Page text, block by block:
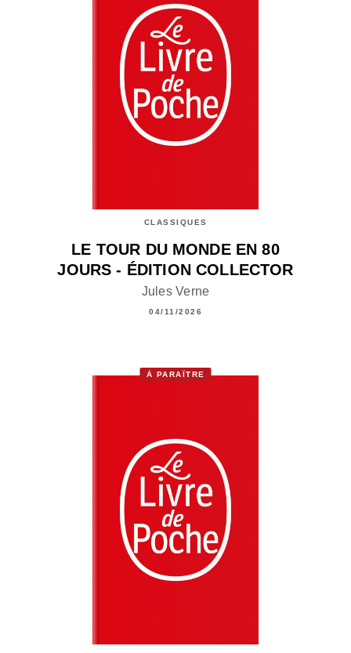
CLASSIQUES
LE TOUR DU MONDE EN 80
JOURS - ÉDITION COLLECTOR
Jules Verne
04/11/2026
À PARAÎTRE